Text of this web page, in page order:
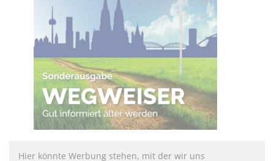
Hier könnte Werbung stehen, mit der wir uns